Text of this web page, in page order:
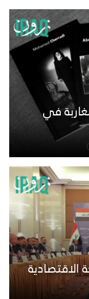
في
الاقتصادية